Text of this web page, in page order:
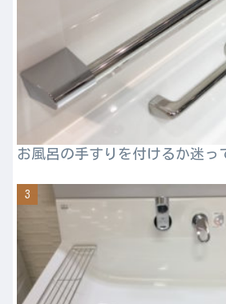
お風呂の手すりを付けるか迷っ